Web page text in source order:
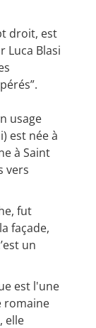
droit, est
Luca Blasi
usage
est née à
à Saint
vers
fut
façade,
un
est l'une
romaine
elle